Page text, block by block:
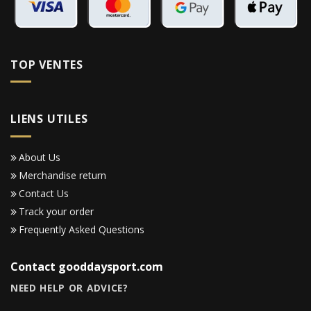
TOP VENTES
LIENS UTILES
About Us
Merchandise return
Contact Us
Track your order
Frequently Asked Questions
Contact gooddaysport.com
NEED HELP OR ADVICE?